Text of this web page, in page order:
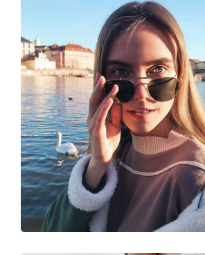
Montuur vorm:
Montuur kleur:
Montuur materiaal:
Maat:
Breedte:
Lengte:
Breedte brug:
Gewicht:
Verstelbare neus-pads:
Verende scharnier: